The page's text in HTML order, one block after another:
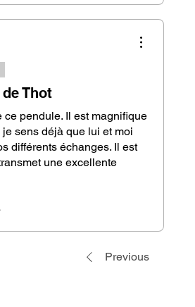
of Thoth pendulums in our shop at
guaiac wood, offers unique properties and
and energetic needs.
Thot
pendule. Il est magnifique
sens déjà que lui et moi
différents échanges. Il est
une excellente
Previous